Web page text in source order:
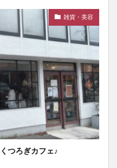
雑貨・美容
つろぎカフェ♪